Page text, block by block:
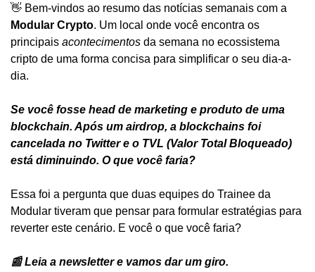
Modular Crypto. Um local onde você encontra os
principais acontecimentos da semana no ecossistema
cripto de uma forma concisa para simplificar o seu dia-a-
dia.
Se você fosse head de marketing e produto de uma
blockchain. Após um airdrop, a blockchains foi
cancelada no Twitter e o TVL (Valor Total Bloqueado)
está diminuindo. O que você faria?
Essa foi a pergunta que duas equipes do Trainee da
Modular tiveram que pensar para formular estratégias para
reverter este cenário. E você o que você faria?
📰 Leia a newsletter e vamos dar um giro.